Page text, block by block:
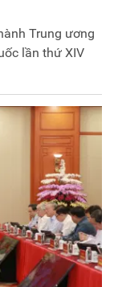
Trung ương
lần thứ XIV